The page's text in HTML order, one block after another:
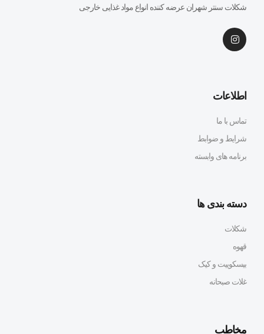
شکلات سنتر شهران عرضه کننده انواع مواد غذایی خارجی
اطلاعات
تماس با ما
شرایط و ضوابط
برنامه های وابسته
دسته بندی ها
شکلات
قهوه
بیسکوییت و کیک
غلات صبحانه
مخاطب